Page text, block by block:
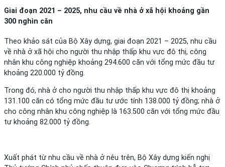
Giai đoạn 2021 – 2025, nhu cầu về nhà ở xã hội khoảng gần
300 nghìn căn
Theo khảo sát của Bộ Xây dựng, giai đoạn 2021 – 2025, nhu cầu
về nhà ở xã hội cho người thu nhập thấp khu vực đô thị, công
nhân khu công nghiệp khoảng 294.600 căn với tổng mức đầu tư
khoảng 220.000 tỷ đồng.
Trong đó, nhà ở cho người thu nhập thấp khu vực đô thị khoảng
131.100 căn có tổng mức đầu tư ước tính 138.000 tỷ đồng; nhà ở
cho công nhân khu công nghiệp là 163.500 căn với tổng mức đầu
tư khoảng 82.000 tỷ đồng.
Xuất phát từ nhu cầu về nhà ở nêu trên, Bộ Xây dựng kiến nghị